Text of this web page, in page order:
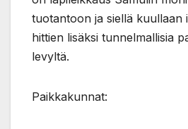
tuotantoon ja siellä kuullaan
hittien lisäksi tunnelmallisia
levyltä.
Paikkakunnat: